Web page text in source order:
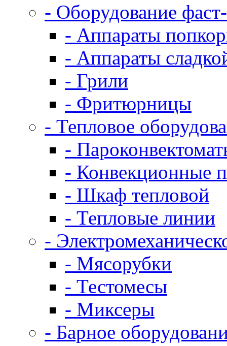
- Оборудование
- Аппараты
- Аппараты
- Грили
- Фритюрницы
- Тепловое
-
- Конвекционные
- Шкаф тепловой
- Тепловые линии
-
- Мясорубки
- Тестомесы
- Миксеры
- Барное